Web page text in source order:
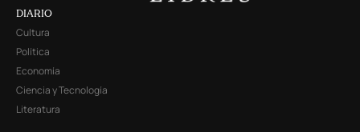
DIARIO
Cultura
Política
Economía
Ciencia y Tecnología
Literatura